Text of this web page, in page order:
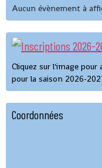
Aucun évènement à
Cliquez sur l'image
pour la saison 2026-
Coordonnées